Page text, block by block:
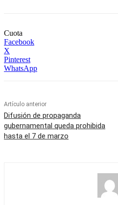
Cuota
Facebook
X
Pinterest
WhatsApp
Artículo anterior
Difusión de propaganda
gubernamental queda prohibida
hasta el 7 de marzo